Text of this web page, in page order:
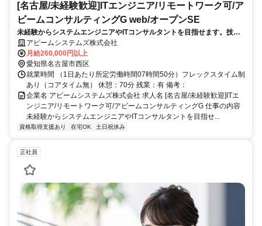
[名古屋/未経験歓迎]ITエンジニア/リモートワーク可/ア
ビームコンサルティングG web/オープンSE
未経験からシステムエンジニアやITコンサルタントを目指せます。技術
力とビジネススキルの両方を学べる完全内製の研修カリキュラムを受講
することもできるため、未経験の方でも安心してキャッチアップできま
す。
アビームシステムズ株式会社
月給260,000円以上
愛知県名古屋市西区
就業時間 （1日あたり所定労働時間07時間50分）フレックスタイム制
あり（コアタイム無） 休憩：70分 残業：有 備考：
企業名 アビームシステムズ株式会社 求人名 [名古屋/未経験歓迎]ITエ
ンジニア/リモートワーク可/アビームコンサルティングG 仕事の内容
未経験からシステムエンジニアやITコンサルタントを目指せ...
資格取得支援あり 在宅OK 土日祝休み
正社員